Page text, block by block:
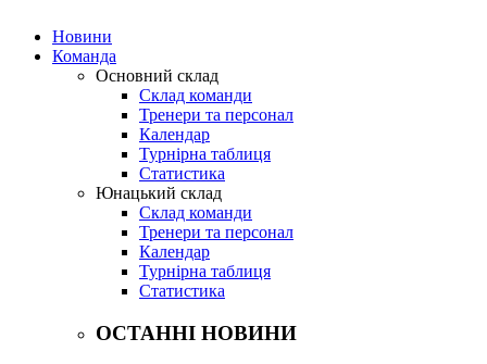
Новини
Команда
Основний склад
Склад команди
Тренери та персонал
Календар
Турнірна таблиця
Статистика
Юнацький склад
Склад команди
Тренери та персонал
Календар
Турнірна таблиця
Статистика
ОСТАННІ НОВИНИ